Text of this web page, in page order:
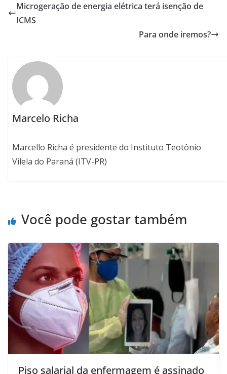
Microgeração de energia elétrica terá isenção de
ICMS
Para onde iremos?
Marcelo Richa
Marcello Richa é presidente do Instituto Teotônio
Vilela do Paraná (ITV-PR)
Você pode gostar também
Piso salarial da enfermagem é assinado